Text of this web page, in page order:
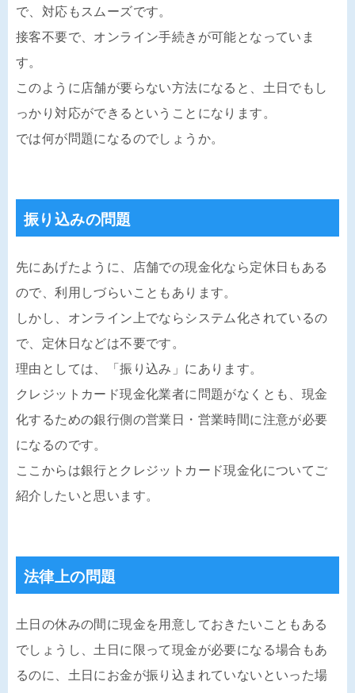
で、対応もスムーズです。
接客不要で、オンライン手続きが可能となっていま
す。
このように店舗が要らない方法になると、土日でもし
っかり対応ができるということになります。
では何が問題になるのでしょうか。
振り込みの問題
先にあげたように、店舗での現金化なら定休日もある
ので、利用しづらいこともあります。
しかし、オンライン上でならシステム化されているの
で、定休日などは不要です。
理由としては、「振り込み」にあります。
クレジットカード現金化業者に問題がなくとも、現金
化するための銀行側の営業日・営業時間に注意が必要
になるのです。
ここからは銀行とクレジットカード現金化についてご
紹介したいと思います。
法律上の問題
土日の休みの間に現金を用意しておきたいこともある
でしょうし、土日に限って現金が必要になる場合もあ
るのに、土日にお金が振り込まれていないといった場